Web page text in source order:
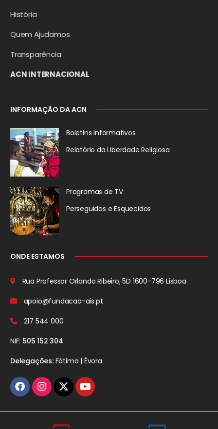
História
Quem Ajudamos
Transparência
ACN INTERNACIONAL
INFORMAÇÃO DA ACN
Boletins Informativos
Relatório da Liberdade Religiosa
Programas de TV
Perseguidos e Esquecidos
ONDE ESTAMOS
Rua Professor Orlando Ribeiro, 5D 1600-796 Lisboa
apoio@fundacao-ais.pt
217 544 000
NIF: 505 152 304
Delegações:Fátima | Évora